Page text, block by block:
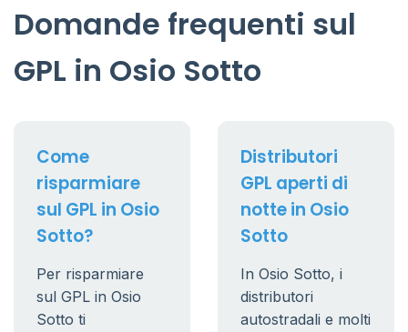
Domande frequenti sul
GPL in Osio Sotto
Come
risparmiare
sul GPL in Osio
Sotto?
Per risparmiare
sul GPL in Osio
Sotto ti
Distributori
GPL aperti di
notte in Osio
Sotto
In Osio Sotto, i
distributori
autostradali e molti